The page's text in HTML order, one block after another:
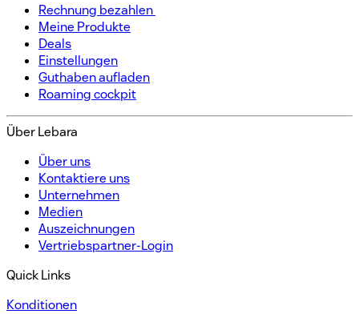
Rechnung bezahlen ​
Meine Produkte​
Deals
Einstellungen​
Guthaben aufladen​
Roaming cockpit
Über Lebara​
Über uns​
Kontaktiere uns​
Unternehmen​
Medien
Auszeichnungen​​
Vertriebspartner-Login​
Quick Links
Konditionen​